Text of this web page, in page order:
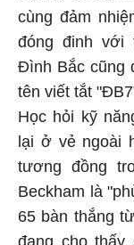
cùng đảm
đóng đinh với
Đình Bắc cũng
tên viết tắt
Học hỏi kỹ
lại ở vẻ ngoài
tương đồng
Beckham là
65 bàn thắng
đang cho